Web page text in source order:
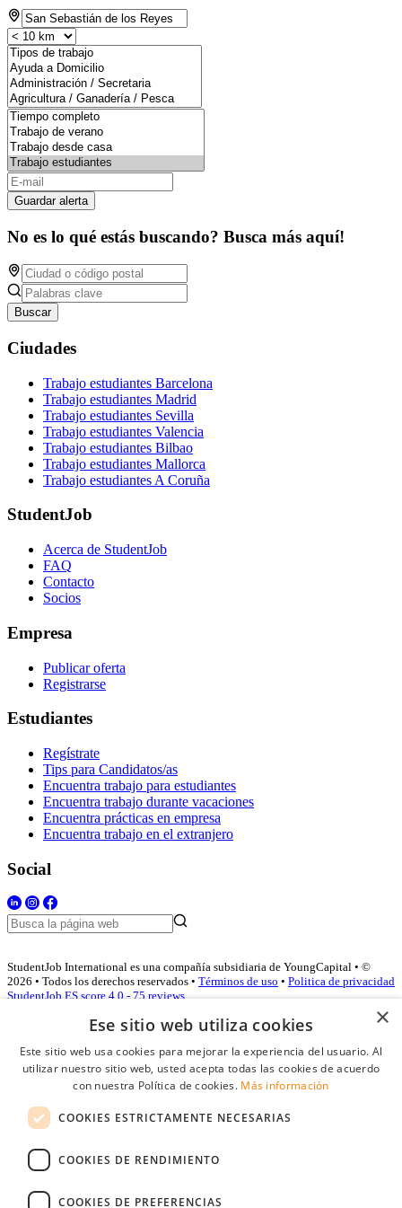
Guardar alerta
No es lo qué estás buscando? Busca más aquí!
Buscar
Ciudades
Trabajo estudiantes Barcelona
Trabajo estudiantes Madrid
Trabajo estudiantes Sevilla
Trabajo estudiantes Valencia
Trabajo estudiantes Bilbao
Trabajo estudiantes Mallorca
Trabajo estudiantes A Coruña
StudentJob
Acerca de StudentJob
FAQ
Contacto
Socios
Empresa
Publicar oferta
Registrarse
Estudiantes
Regístrate
Tips para Candidatos/as
Encuentra trabajo para estudiantes
Encuentra trabajo durante vacaciones
Encuentra prácticas en empresa
Encuentra trabajo en el extranjero
Social
StudentJob International es una compañía subsidiaria de YoungCapital • ©
2026 • Todos los derechos reservados • Términos de uso • Politica de privacidad
StudentJob ES score 4.0 - 75 reviews
Acceso empresas
Contraseña
Recordarme
Conectarse
×
Ese sitio web utiliza cookies
Este sitio web usa cookies para mejorar la experiencia del usuario. Al
utilizar nuestro sitio web, usted acepta todas las cookies de acuerdo
con nuestra Política de cookies. Más información
COOKIES ESTRICTAMENTE NECESARIAS
COOKIES DE RENDIMIENTO
COOKIES DE PREFERENCIAS